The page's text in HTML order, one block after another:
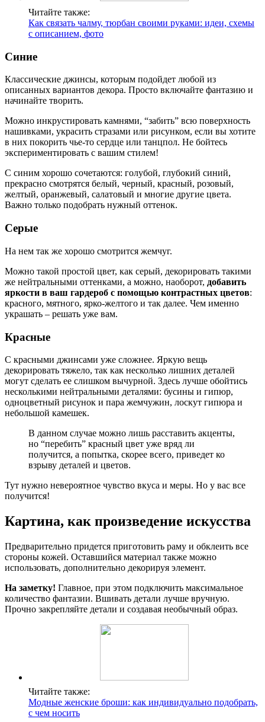
Читайте также:
Как связать чалму, тюрбан своими руками: идеи, схемы
с описанием, фото
Синие
Классические джинсы, которым подойдет любой из
описанных вариантов декора. Просто включайте фантазию и
начинайте творить.
Можно инкрустировать камнями, “забить” всю поверхность
нашивками, украсить стразами или рисунком, если вы хотите
в них покорить чье-то сердце или танцпол. Не бойтесь
экспериментировать с вашим стилем!
С синим хорошо сочетаются: голубой, глубокий синий,
прекрасно смотрятся белый, черный, красный, розовый,
желтый, оранжевый, салатовый и многие другие цвета.
Важно только подобрать нужный оттенок.
Серые
На нем так же хорошо смотрится жемчуг.
Можно такой простой цвет, как серый, декорировать такими
же нейтральными оттенками, а можно, наоборот, добавить
яркости в ваш гардероб с помощью контрастных цветов:
красного, мятного, ярко-желтого и так далее. Чем именно
украшать – решать уже вам.
Красные
С красными джинсами уже сложнее. Яркую вещь
декорировать тяжело, так как несколько лишних деталей
могут сделать ее слишком вычурной. Здесь лучше обойтись
несколькими нейтральными деталями: бусины и гипюр,
одноцветный рисунок и пара жемчужин, лоскут гипюра и
небольшой камешек.
В данном случае можно лишь расставить акценты,
но “перебить” красный цвет уже вряд ли
получится, а попытка, скорее всего, приведет ко
взрыву деталей и цветов.
Тут нужно невероятное чувство вкуса и меры. Но у вас все
получится!
Картина, как произведение искусства
Предварительно придется приготовить раму и обклеить все
стороны кожей. Оставшийся материал также можно
использовать, дополнительно декорируя элемент.
На заметку! Главное, при этом подключить максимальное
количество фантазии. Вшивать детали лучше вручную.
Прочно закрепляйте детали и создавая необычный образ.
Читайте также:
Модные женские броши: как индивидуально подобрать,
с чем носить